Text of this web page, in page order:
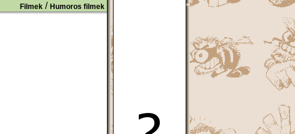
Filmek/ Humoros filmek